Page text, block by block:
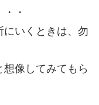
・
にいくときは、勿
像してみてもら